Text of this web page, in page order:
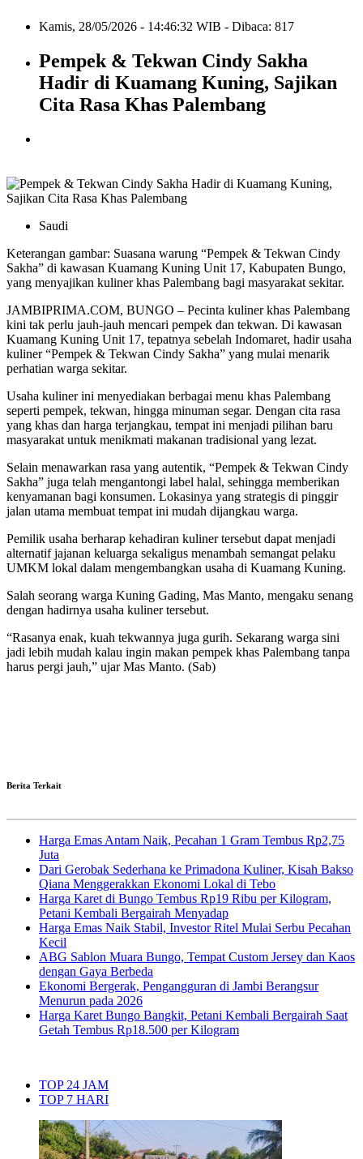
Kamis, 28/05/2026 - 14:46:32 WIB - Dibaca: 817
Pempek & Tekwan Cindy Sakha
Hadir di Kuamang Kuning, Sajikan
Cita Rasa Khas Palembang
Saudi
Keterangan gambar: Suasana warung “Pempek & Tekwan Cindy
Sakha” di kawasan Kuamang Kuning Unit 17, Kabupaten Bungo,
yang menyajikan kuliner khas Palembang bagi masyarakat sekitar.
JAMBIPRIMA.COM, BUNGO – Pecinta kuliner khas Palembang
kini tak perlu jauh-jauh mencari pempek dan tekwan. Di kawasan
Kuamang Kuning Unit 17, tepatnya sebelah Indomaret, hadir usaha
kuliner “Pempek & Tekwan Cindy Sakha” yang mulai menarik
perhatian warga sekitar.
Usaha kuliner ini menyediakan berbagai menu khas Palembang
seperti pempek, tekwan, hingga minuman segar. Dengan cita rasa
yang khas dan harga terjangkau, tempat ini menjadi pilihan baru
masyarakat untuk menikmati makanan tradisional yang lezat.
Selain menawarkan rasa yang autentik, “Pempek & Tekwan Cindy
Sakha” juga telah mengantongi label halal, sehingga memberikan
kenyamanan bagi konsumen. Lokasinya yang strategis di pinggir
jalan utama membuat tempat ini mudah dijangkau warga.
Pemilik usaha berharap kehadiran kuliner tersebut dapat menjadi
alternatif jajanan keluarga sekaligus menambah semangat pelaku
UMKM lokal dalam mengembangkan usaha di Kuamang Kuning.
Salah seorang warga Kuning Gading, Mas Manto, mengaku senang
dengan hadirnya usaha kuliner tersebut.
“Rasanya enak, kuah tekwannya juga gurih. Sekarang warga sini
jadi lebih mudah kalau ingin makan pempek khas Palembang tanpa
harus pergi jauh,” ujar Mas Manto. (Sab)
Berita Terkait
Harga Emas Antam Naik, Pecahan 1 Gram Tembus Rp2,75
Juta
Dari Gerobak Sederhana ke Primadona Kuliner, Kisah Bakso
Qiana Menggerakkan Ekonomi Lokal di Tebo
Harga Karet di Bungo Tembus Rp19 Ribu per Kilogram,
Petani Kembali Bergairah Menyadap
Harga Emas Naik Stabil, Investor Ritel Mulai Serbu Pecahan
Kecil
ABG Sablon Muara Bungo, Tempat Custom Jersey dan Kaos
dengan Gaya Berbeda
Ekonomi Bergerak, Pengangguran di Jambi Berangsur
Menurun pada 2026
Harga Karet Bungo Bangkit, Petani Kembali Bergairah Saat
Getah Tembus Rp18.500 per Kilogram
TOP 24 JAM
TOP 7 HARI